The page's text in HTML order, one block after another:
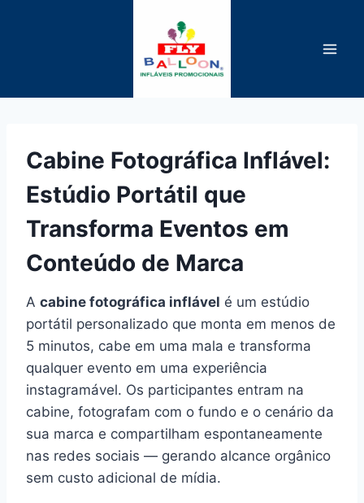
Cabine Fotográfica Inflável:
Estúdio Portátil que
Transforma Eventos em
Conteúdo de Marca
A cabine fotográfica inflável é um estúdio
portátil personalizado que monta em menos de
5 minutos, cabe em uma mala e transforma
qualquer evento em uma experiência
instagramável. Os participantes entram na
cabine, fotografam com o fundo e o cenário da
sua marca e compartilham espontaneamente
nas redes sociais — gerando alcance orgânico
sem custo adicional de mídia.